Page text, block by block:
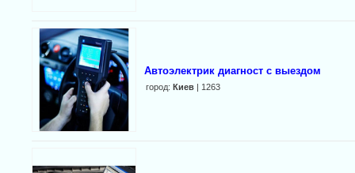
Автоэлектрик диагност с выездом
город: Киев | 1263